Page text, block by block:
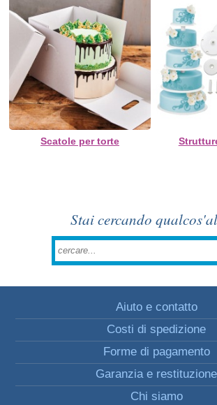
Scatole per torte
Stai cercando
Aiuto e contatto
Costi di spedizione
Forme di pagamento
Garanzia e restituzione
Chi siamo